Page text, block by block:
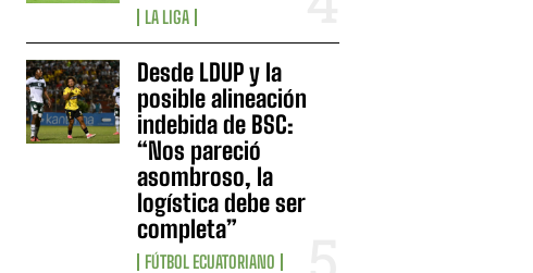
LA LIGA
Desde LDUP y la
posible alineación
indebida de BSC:
“Nos pareció
asombroso, la
logística debe ser
completa”
FÚTBOL ECUATORIANO